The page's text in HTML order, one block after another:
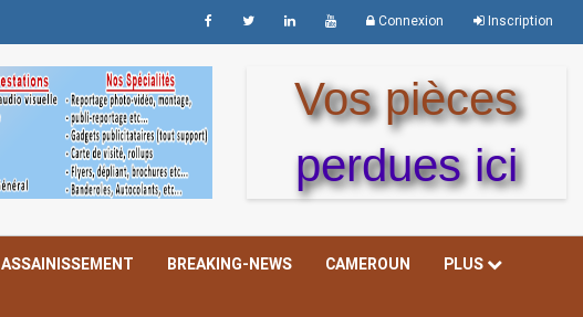
Connexion Inscription
Vos pièces
perdues ici
ASSAINISSEMENT BREAKING-NEWS CAMEROUN PLUS